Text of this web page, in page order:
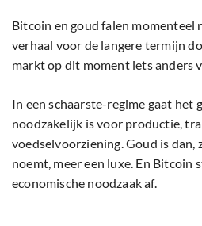
Bitcoin en goud falen momenteel
verhaal voor de langere termijn
markt op dit moment iets anders
In een schaarste-regime gaat het
noodzakelijk is voor productie,
voedselvoorziening. Goud is dan,
noemt, meer een luxe. En Bitcoin
economische noodzaak af.